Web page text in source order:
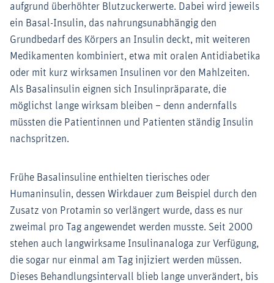
aufgrund überhöhter Blutzuckerwerte. Dabei wird jeweils
ein Basal-Insulin, das nahrungsunabhängig den
Grundbedarf des Körpers an Insulin deckt, mit weiteren
Medikamenten kombiniert, etwa mit oralen Antidiabetika
oder mit kurz wirksamen Insulinen vor den Mahlzeiten.
Als Basalinsulin eignen sich Insulinpräparate, die
möglichst lange wirksam bleiben – denn andernfalls
müssten die Patientinnen und Patienten ständig Insulin
nachspritzen.
Frühe Basalinsuline enthielten tierisches oder
Humaninsulin, dessen Wirkdauer zum Beispiel durch den
Zusatz von Protamin so verlängert wurde, dass es nur
zweimal pro Tag angewendet werden musste. Seit 2000
stehen auch langwirksame Insulinanaloga zur Verfügung,
die sogar nur einmal am Tag injiziert werden müssen.
Dieses Behandlungsintervall blieb lange unverändert, bis